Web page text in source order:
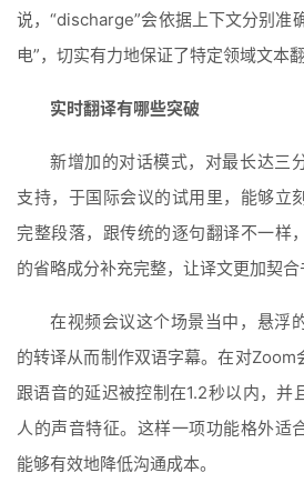
说，“discharge”会依据上下文分别准
电”，切实有力地保证了特定领域文本
实时翻译有哪些突破
新增加的对话模式，对最长达三
支持，于国际会议的试用里，能够立
完整段落，跟传统的逐句翻译不一样
的省略成分补充完整，让译文更加契合
在视频会议这个场景当中，悬浮
的转译从而制作双语字幕。在对Zoom
跟语音的延迟被控制在1.2秒以内，并
人的声音特征。这样一项功能格外适
能够有效地降低沟通成本。